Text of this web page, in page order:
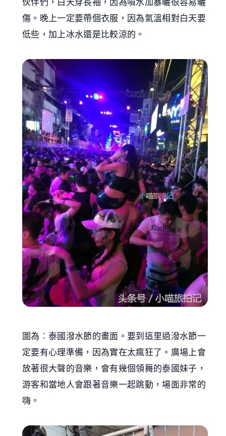
伙伴們，白天穿長袖，因為噴水加暴曬很容易曬
傷。晚上一定要帶個衣服，因為氣溫相對白天要
低些，加上冰水還是比較涼的。
圖為︰泰國潑水節的畫面。要到這里過潑水節一
定要有心理準備，因為實在太瘋狂了。廣場上會
放著很大聲的音樂，會有幾個領舞的泰國妹子，
游客和當地人會跟著音樂一起跳動，場面非常的
嗨。